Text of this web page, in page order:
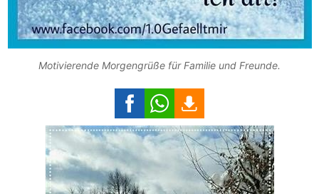
Motivierende Morgengrüße für Familie und Freunde.